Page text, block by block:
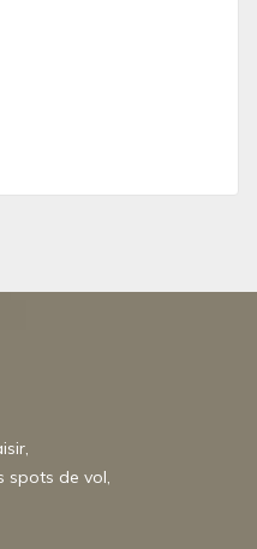
spots de vol,